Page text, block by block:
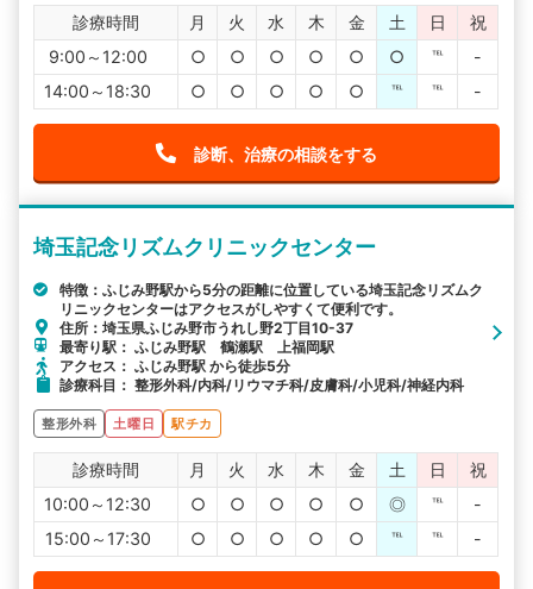
診療時間 月 火 水 木 金 土 日
祝
9:00～12:00
○ ○ ○ ○ ○ ○ ℡
-
14:00～18:30
○ ○ ○ ○ ○ ℡ ℡ -
診断、治療の相談をする
埼玉記念リズムクリニックセンター
特徴：ふじみ野駅から5分の距離に位置している埼玉記念リズムク
リニックセンターはアクセスがしやすくて便利です。
住所：埼玉県ふじみ野市うれし野2丁目10-37
最寄り駅： ふじみ野駅 鶴瀬駅 上福岡駅
アクセス： ふじみ野駅 から徒歩5分
診療科目： 整形外科/内科/リウマチ科/皮膚科/小児科/神経内科
整形外科 土曜日 駅チカ
診療時間 月 火 水 木 金 土 日
祝
10:00～12:30
○ ○ ○ ○ ○ ◎ ℡
-
15:00～17:30
○ ○ ○ ○ ○ ℡ ℡ -